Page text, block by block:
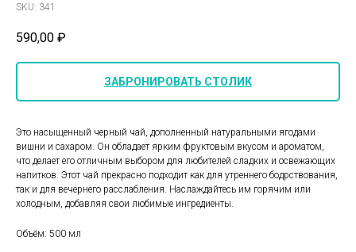
SKU: 341
590,00 ₽
ЗАБРОНИРОВАТЬ СТОЛИК
Это насыщенный черный чай, дополненный натуральными ягодами
вишни и сахаром. Он обладает ярким фруктовым вкусом и ароматом,
что делает его отличным выбором для любителей сладких и освежающих
напитков. Этот чай прекрасно подходит как для утреннего бодрствования,
так и для вечернего расслабления. Наслаждайтесь им горячим или
холодным, добавляя свои любимые ингредиенты.
Объём: 500 мл